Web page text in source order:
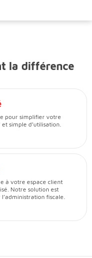
la différence
pour simplifier votre
simple d’utilisation.
à votre espace client
Notre solution est
fiscale.